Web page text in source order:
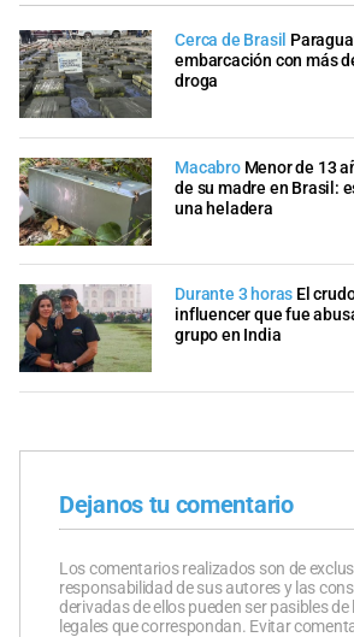
Cerca de Brasil
embarcación con más
droga
Macabro Menor de 13
de su madre en Brasil:
una heladera
Durante 3 horas El
influencer que fue
grupo en India
Dejanos tu comentario
Los comentarios realizados son de
responsabilidad de sus autores y las
derivadas de ellos pueden ser pasibles
legales que correspondan. Evitar